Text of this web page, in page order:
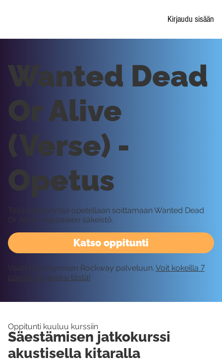
Kirjaudu sisään
Katso oppitunti
Wanted Dead
Or Alive
(Verse) -
Opetus
Tällä oppitunnilla opetellaan soittamaan Wanted Dead
Or Alive -kappaleen säkeistö.
Vaatii kirjautumisen Rockway palveluun. Voit kokeilla 7
päivää ilmaiseksi tästä!
Oppitunti kuuluu kurssiin
Säestämisen jatkokurssi
akustisella kitaralla